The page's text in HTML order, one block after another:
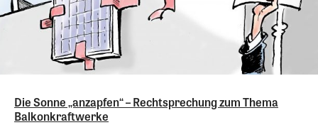
Die Sonne „anzapfen“ – Rechtsprechung zum Thema
Balkonkraftwerke